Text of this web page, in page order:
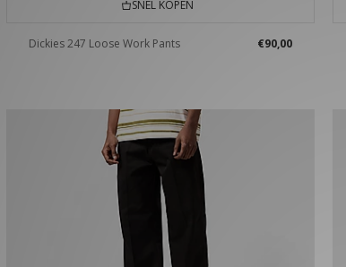
SNEL KOPEN
Dickies 247 Loose Work Pants €90,00